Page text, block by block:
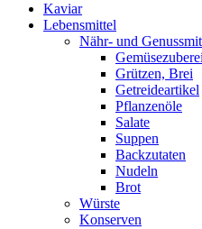
Kaviar
Lebensmittel
Nähr- und
Grützen, Brei
Getreideartikel
Pflanzenöle
Salate
Suppen
Backzutaten
Nudeln
Brot
Würste
Konserven